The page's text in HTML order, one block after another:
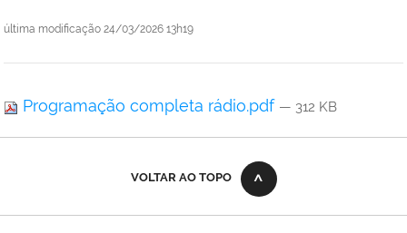
última modificação 24/03/2026 13h19
Programação completa rádio.pdf — 312 KB
VOLTAR AO TOPO